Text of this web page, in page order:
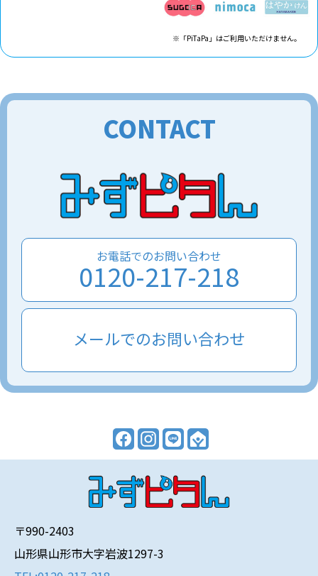
※「PiTaPa」はご利用いただけません。
CONTACT
お電話でのお問い合わせ
0120-217-218
メールでのお問い合わせ
〒990-2403
山形県山形市大字岩波1297-3